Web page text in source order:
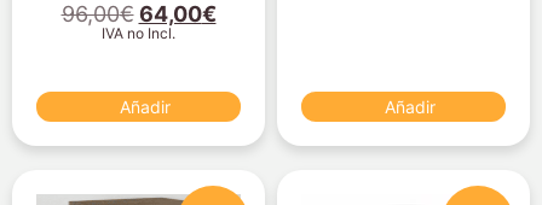
96,00€ 64,00€
IVA no Incl.
Añadir Añadir